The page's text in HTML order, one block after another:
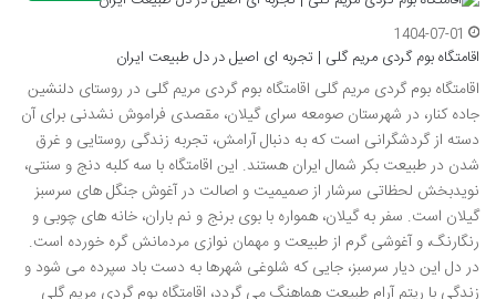
1404-07-01
اقامتگاه بوم گردی مریم گلی | تجربه ای اصیل در دل طبیعت ایران
اقامتگاه بوم گردی مریم گلی اقامتگاه بوم گردی مریم گلی در روستای دلنشین
جاده کنار، در شهرستان صومعه سرای گیلان، مقصدی فراموش نشدنی برای آن
دسته از گردشگرانی است که به دنبال آرامش، تجربه زندگی روستایی و غرق
شدن در طبیعت بکر شمال ایران هستند. این اقامتگاه با سه کلبه دنج و سنتی،
نویدبخش لحظاتی سرشار از صمیمیت و اصالت در آغوش جنگل های سرسبز
گیلان است. سفر به گیلان، همواره با بوی برنج و نم باران، خانه های چوبی و
رنگارنگ، و آغوشی گرم از طبیعت و مهمان نوازی مردمانش گره خورده است.
در دل این دیار سرسبز، جایی که شلوغی شهرها به دست باد سپرده می شود و
زندگی با ریتم آرام طبیعت هماهنگ می گردد، اقامتگاه بوم گردی مریم گلی